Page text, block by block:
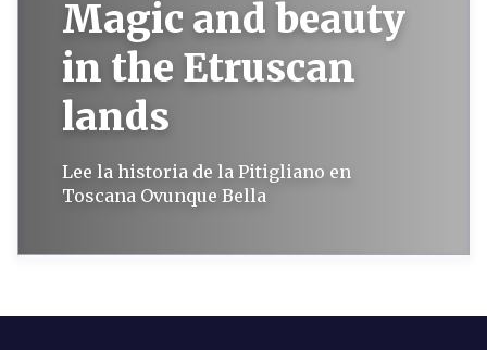
Magic and beauty
in the Etruscan
lands
Lee la historia de la Pitigliano en
Toscana Ovunque Bella